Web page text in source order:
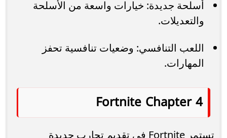
أسلحة جديدة: خيارات واسعة من الأسلحة
والتعديلات.
اللعب التنافسي: وضعيات تنافسية تحفز
المهارات.
Fortnite Chapter 4
تستمر Fortnite في تقديم تجارب جديدة